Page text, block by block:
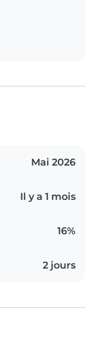
Mai 2026
Il y a 1 mois
16%
2 jours